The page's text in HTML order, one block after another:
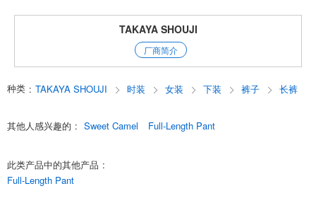
细，是时尚造型的皇家路线图。有三种颜色可供选择：卡其色米色*军绿色
（经常出现在 chinos 中）和漂亮的黑色。
English
TAKAYA SHOUJI
厂商简介
种类 : TAKAYA SHOUJI 时装 女装 下装 裤子 长裤
其他人感兴趣的 : Sweet Camel Full-Length Pant
此类产品中的其他产品 :
Full-Length Pant